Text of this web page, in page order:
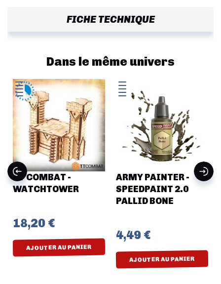
FICHE TECHNIQUE
Dans le même univers
TT COMBAT -
WATCHTOWER
18,20 €
AJOUTER AU PANIER
ARMY PAINTER -
SPEEDPAINT 2.0
PALLID BONE
4,49 €
AJOUTER AU PANIER